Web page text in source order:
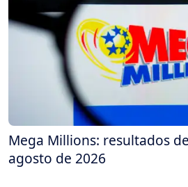
Mega Millions: resultados
agosto de 2026